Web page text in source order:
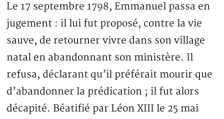
Le 17 septembre 1798, Emmanuel passa en
jugement : il lui fut proposé, contre la vie
sauve, de retourner vivre dans son village
natal en abandonnant son ministère. Il
refusa, déclarant qu’il préférait mourir que
d’abandonner la prédication ; il fut alors
décapité. Béatifié par Léon XIII le 25 mai